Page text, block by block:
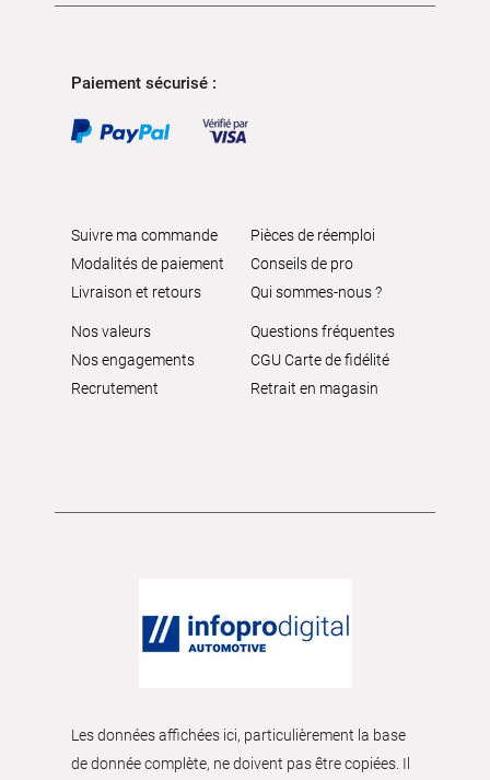
Paiement sécurisé :
Suivre ma commande
Modalités de paiement
Livraison et retours
Pièces de réemploi
Conseils de pro
Qui sommes-nous ?
Nos valeurs
Nos engagements
Recrutement
Questions fréquentes
CGU Carte de fidélité
Retrait en magasin
Les données affichées ici, particulièrement la base
de donnée complète, ne doivent pas être copiées. Il